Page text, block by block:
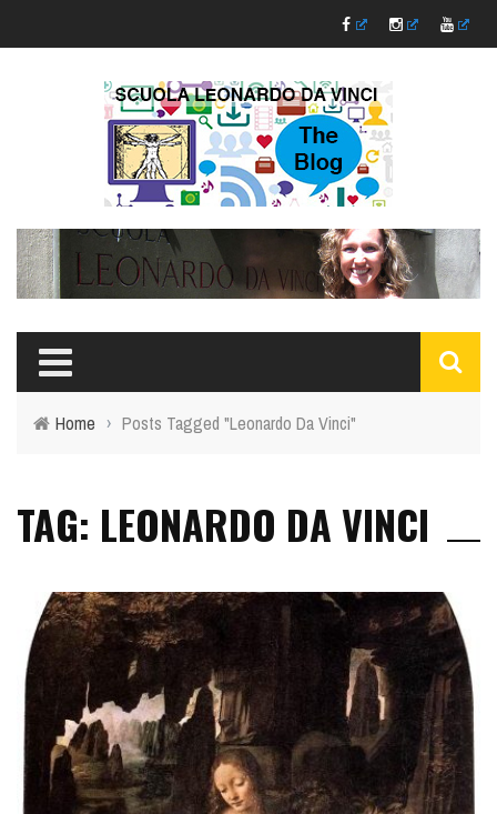
Home › Posts Tagged "Leonardo Da Vinci"
TAG: LEONARDO DA VINCI